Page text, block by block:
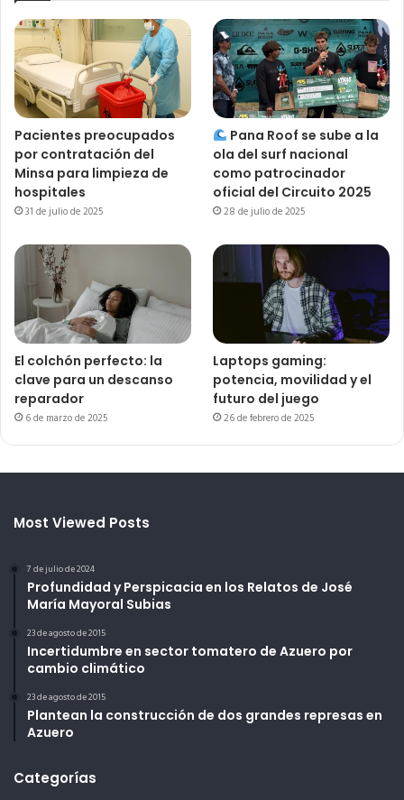
Pacientes preocupados
por contratación del
Minsa para limpieza de
hospitales
31 de julio de 2025
Pana Roof se sube a la
ola del surf nacional
como patrocinador
oficial del Circuito 2025
28 de julio de 2025
El colchón perfecto: la
clave para un descanso
reparador
6 de marzo de 2025
Laptops gaming:
potencia, movilidad y el
futuro del juego
26 de febrero de 2025
Most Viewed Posts
7 de julio de 2024
Profundidad y Perspicacia en los Relatos de José
María Mayoral Subias
23 de agosto de 2015
Incertidumbre en sector tomatero de Azuero por
cambio climático
23 de agosto de 2015
Plantean la construcción de dos grandes represas en
Azuero
Categorías